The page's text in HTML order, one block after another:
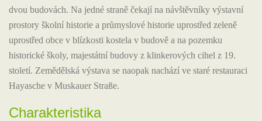
dvou budovách. Na jedné straně čekají na návštěvníky výstavní
prostory školní historie a průmyslové historie uprostřed zeleně
uprostřed obce v blízkosti kostela v budově a na pozemku
historické školy, majestátní budovy z klinkerových cihel z 19.
století. Zemědělská výstava se naopak nachází ve staré restauraci
Hayasche v Muskauer Straße.
Charakteristika